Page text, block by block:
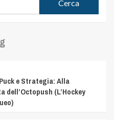
e Strategia: Alla
dell’Octopush (L’Hockey